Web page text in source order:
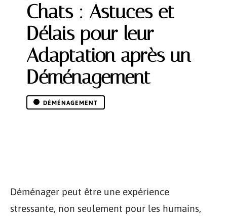
Chats : Astuces et
Délais pour leur
Adaptation après un
Déménagement
DÉMÉNAGEMENT
Déménager peut être une expérience
stressante, non seulement pour les humains,